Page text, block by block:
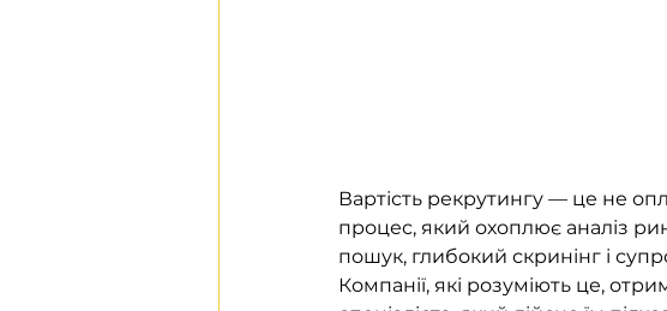
Вартість рекрутингу — це не
процес, який охоплює аналіз
пошук, глибокий скринінг і
Компанії, які розуміють це,